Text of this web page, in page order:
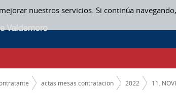
nuestros servicios. Si continúa
actas mesas contratacion 2022 11.